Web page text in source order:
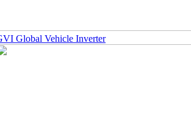
Global Vehicle Inverter